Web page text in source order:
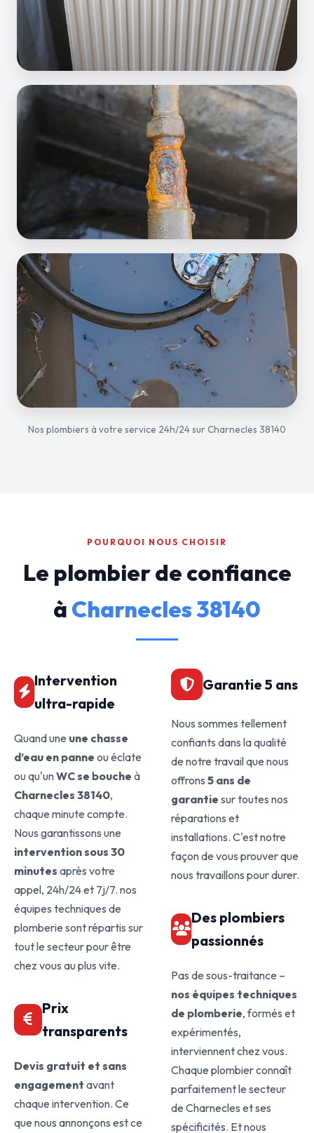
Nos plombiers à votre service 24h/24 sur Charnecles 38140
POURQUOI NOUS CHOISIR
Le plombier de confiance
à Charnecles 38140
Intervention
ultra-rapide
Quand une une chasse
d’eau en panne ou éclate
ou qu'unWC se bouche à
Charnecles 38140,
chaque minute compte.
Nous garantissons une
intervention sous 30
minutes après votre
appel, 24h/24 et 7j/7. nos
équipes techniques de
plomberie sont répartis sur
tout le secteur pour être
chez vous au plus vite.
Prix
transparents
Devis gratuit et sans
engagement avant
chaque intervention. Ce
que nous annonçons est ce
Garantie 5 ans
Nous sommes tellement
confiants dans la qualité
de notre travail que nous
offrons 5 ans de
garantie sur toutes nos
réparations et
installations. C'est notre
façon de vous prouver que
nous travaillons pour durer.
Des plombiers
passionnés
Pas de sous-traitance –
nos équipes techniques
de plomberie, formés et
expérimentés,
interviennent chez vous.
Chaque plombier connaît
parfaitement le secteur
de Charnecles et ses
spécificités. Et nous